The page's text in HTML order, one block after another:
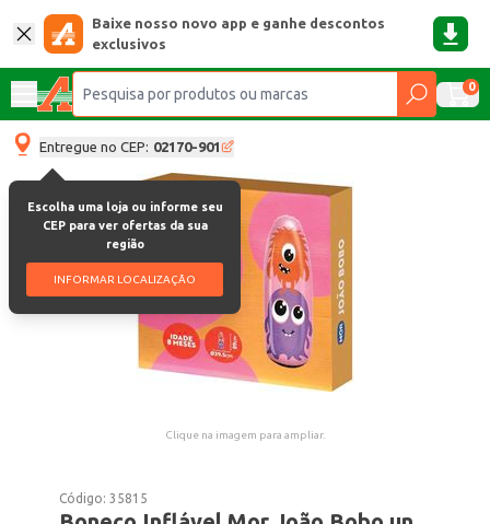
Baixe nosso novo app e ganhe descontos
exclusivos
0
Entregue no CEP: 02170-901
Escolha uma loja ou informe seu
CEP para ver ofertas da sua
região
INFORMAR LOCALIZAÇÃO
Clique na imagem para ampliar.
Código:35815